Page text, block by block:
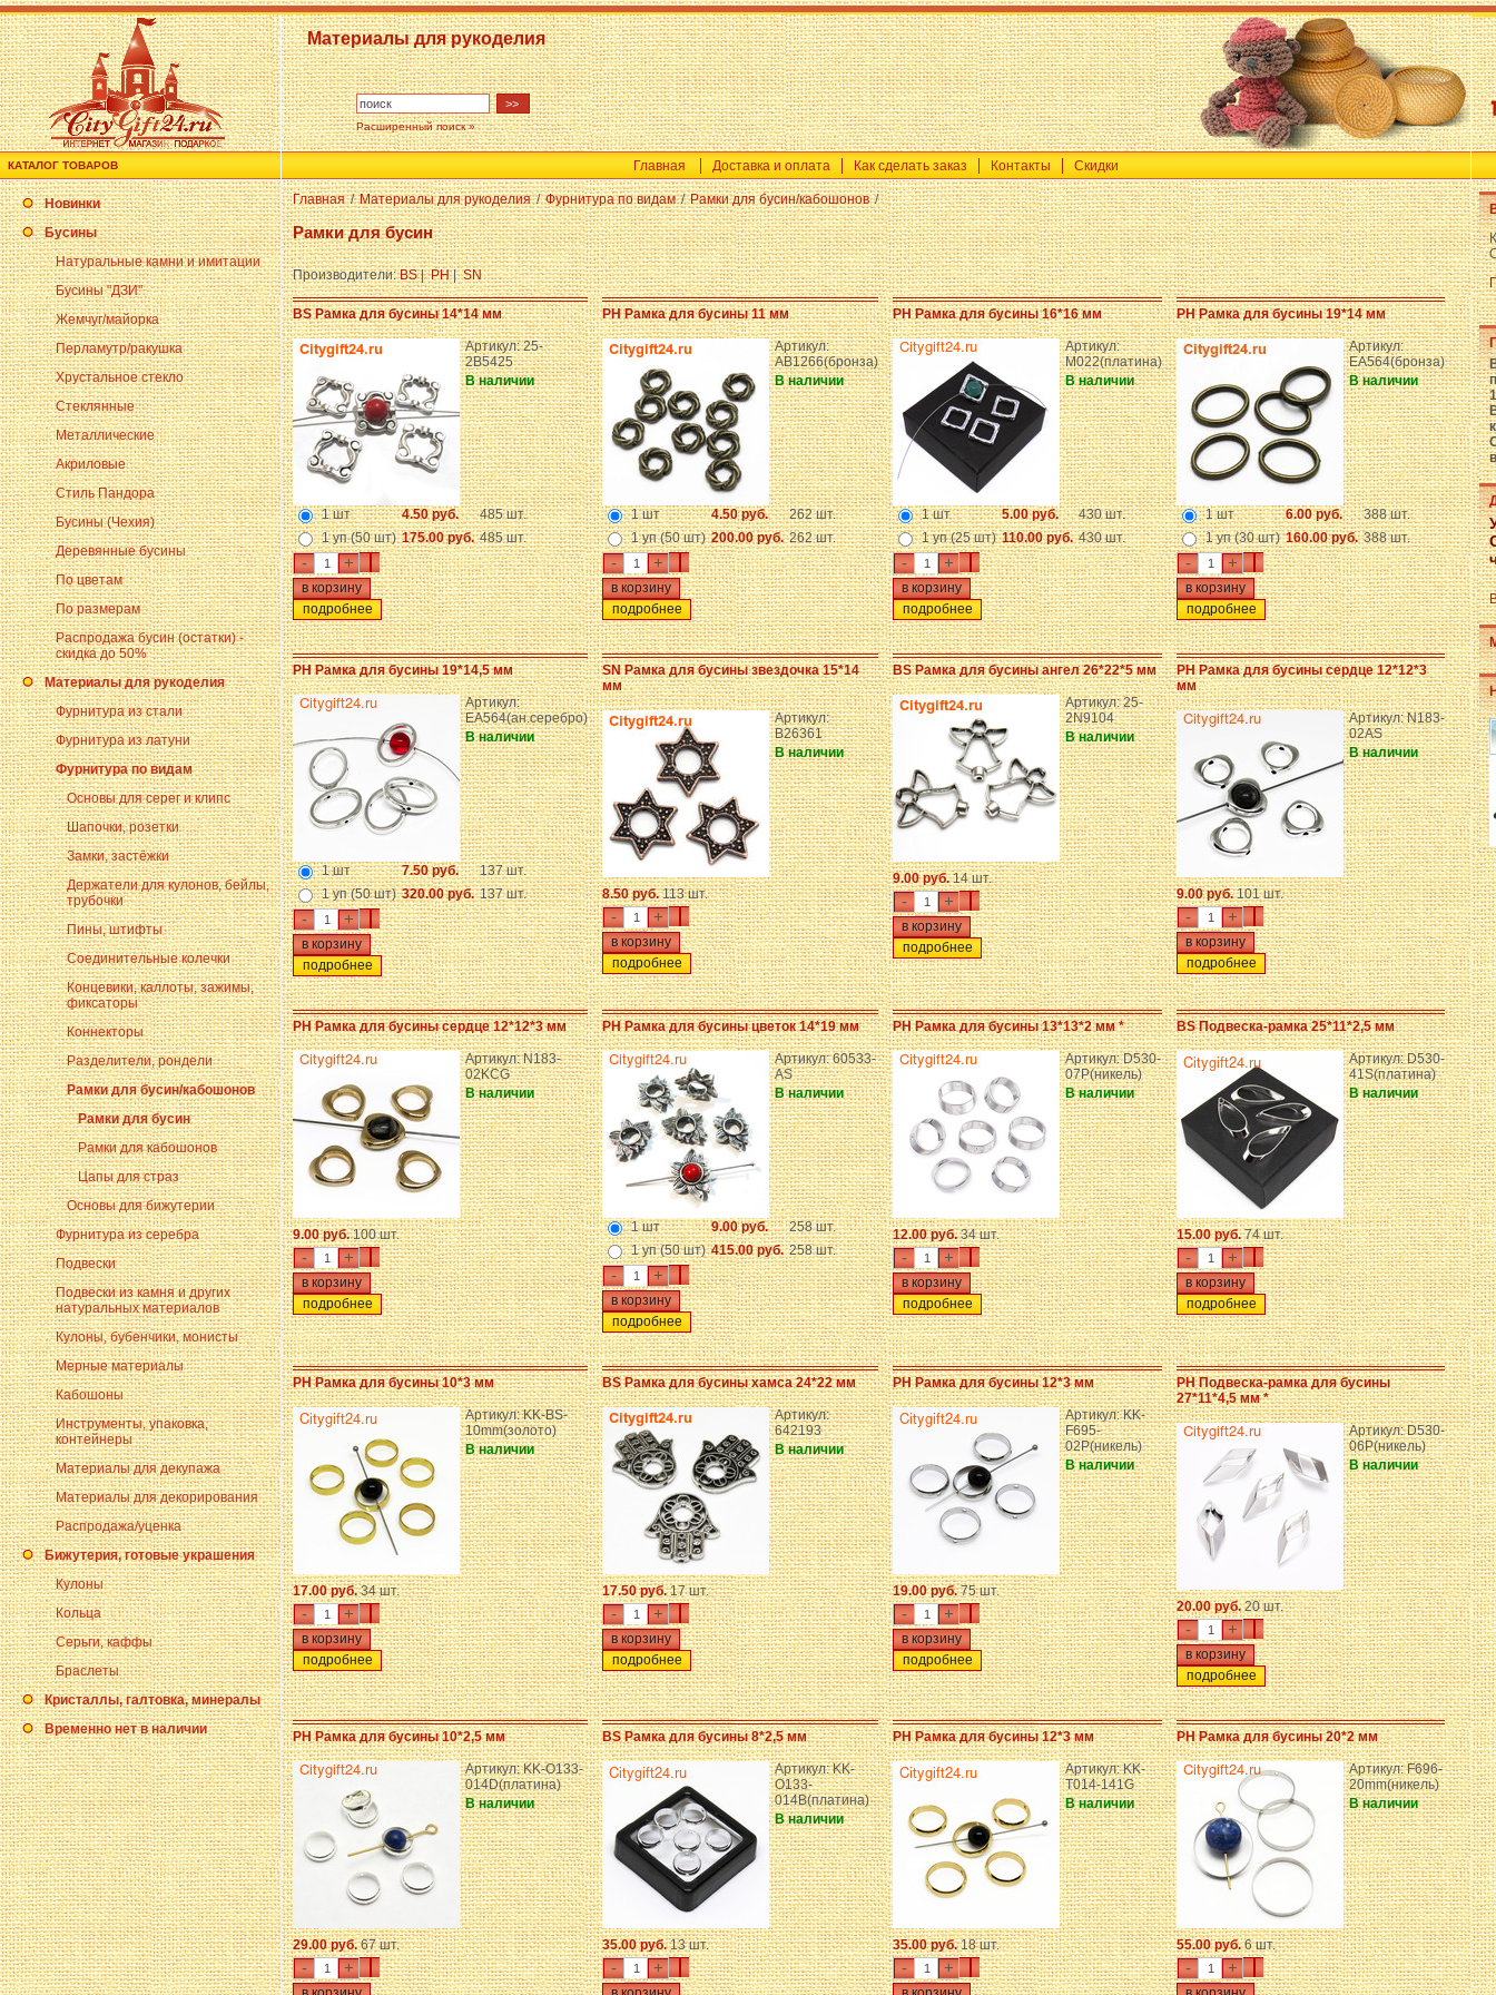
Материалы для рукоделия
Расширенный поиск »
КАТАЛОГ ТОВАРОВ Главная Доставка и оплата Как сделать заказ Контакты Скидки
Новинки
Бусины
Натуральные камни и имитации
Бусины "ДЗИ"
Жемчуг/майорка
Перламутр/ракушка
Хрустальное стекло
Стеклянные
Металлические
Акриловые
Стиль Пандора
Бусины (Чехия)
Деревянные бусины
По цветам
По размерам
Распродажа бусин (остатки) -
скидка до 50%
Материалы для рукоделия
Фурнитура из стали
Фурнитура из латуни
Фурнитура по видам
Основы для серег и клипс
Шапочки, розетки
Замки, застёжки
Держатели для кулонов, бейлы,
трубочки
Пины, штифты
Соединительные колечки
Концевики, каллоты, зажимы,
фиксаторы
Коннекторы
Разделители, рондели
Рамки для бусин/кабошонов
Рамки для бусин
Рамки для кабошонов
Цапы для страз
Основы для бижутерии
Фурнитура из серебра
Подвески
Подвески из камня и других
натуральных материалов
Кулоны, бубенчики, монисты
Мерные материалы
Кабошоны
Инструменты, упаковка,
контейнеры
Материалы для декупажа
Материалы для декорирования
Распродажа/уценка
Бижутерия, готовые украшения
Кулоны
Кольца
Серьги, каффы
Браслеты
Кристаллы, галтовка, минералы
Временно нет в наличии
Главная / Материалы для рукоделия / Фурнитура по видам / Рамки для бусин/кабошонов /
Рамки для бусин
Производители:BS| PH| SN
BS Рамка для бусины 14*14 мм
Артикул: 25-
2B5425
В наличии
1 шт 4.50 руб.
485 шт.
1 уп (50 шт) 175.00 руб. 485 шт.
- +
подробнее
PH Рамка для бусины 11 мм
Артикул:
AB1266(бронза)
В наличии
1 шт 4.50 руб.
262 шт.
1 уп (50 шт) 200.00 руб. 262 шт.
- +
подробнее
PH Рамка для бусины 16*16 мм
Артикул:
M022(платина)
В наличии
1 шт 5.00 руб.
430 шт.
1 уп (25 шт) 110.00 руб. 430 шт.
- +
подробнее
PH Рамка для бусины 19*14 мм
Артикул:
EA564(бронза)
В наличии
1 шт 6.00 руб.
388 шт.
1 уп (30 шт) 160.00 руб. 388 шт.
- +
подробнее
PH Рамка для бусины 19*14,5 мм
Артикул:
EA564(ан.серебро)
В наличии
1 шт 7.50 руб.
137 шт.
1 уп (50 шт) 320.00 руб. 137 шт.
- +
подробнее
SN Рамка для бусины звездочка 15*14
мм
Артикул:
B26361
В наличии
8.50 руб.113 шт.
- +
подробнее
BS Рамка для бусины ангел 26*22*5 мм
Артикул: 25-
2N9104
В наличии
9.00 руб.14 шт.
- +
подробнее
PH Рамка для бусины сердце 12*12*3
мм
Артикул: N183-
02AS
В наличии
9.00 руб.101 шт.
- +
подробнее
PH Рамка для бусины сердце 12*12*3 мм
Артикул: N183-
02KCG
В наличии
9.00 руб.100 шт.
- +
подробнее
PH Рамка для бусины цветок 14*19 мм
Артикул: 60533-
AS
В наличии
1 шт 9.00 руб.
258 шт.
1 уп (50 шт) 415.00 руб. 258 шт.
- +
подробнее
PH Рамка для бусины 13*13*2 мм *
Артикул: D530-
07P(никель)
В наличии
12.00 руб.34 шт.
- +
подробнее
BS Подвеска-рамка 25*11*2,5 мм
Артикул: D530-
41S(платина)
В наличии
15.00 руб.74 шт.
- +
подробнее
PH Рамка для бусины 10*3 мм
Артикул: KK-BS-
10mm(золото)
В наличии
17.00 руб.34 шт.
- +
подробнее
BS Рамка для бусины хамса 24*22 мм
Артикул:
642193
В наличии
17.50 руб.17 шт.
- +
подробнее
PH Рамка для бусины 12*3 мм
Артикул: KK-
F695-
02P(никель)
В наличии
19.00 руб.75 шт.
- +
подробнее
PH Подвеска-рамка для бусины
27*11*4,5 мм *
Артикул: D530-
06P(никель)
В наличии
20.00 руб.20 шт.
- +
подробнее
PH Рамка для бусины 10*2,5 мм
Артикул: KK-O133-
014D(платина)
В наличии
29.00 руб.67 шт.
- +
BS Рамка для бусины 8*2,5 мм
Артикул: KK-
O133-
014B(платина)
В наличии
35.00 руб.13 шт.
- +
PH Рамка для бусины 12*3 мм
Артикул: KK-
T014-141G
В наличии
35.00 руб.18 шт.
- +
PH Рамка для бусины 20*2 мм
Артикул: F696-
20mm(никель)
В наличии
55.00 руб.6 шт.
- +